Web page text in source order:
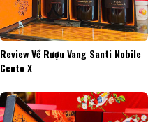
Review Về Rượu Vang Santi Nobile
Cento X